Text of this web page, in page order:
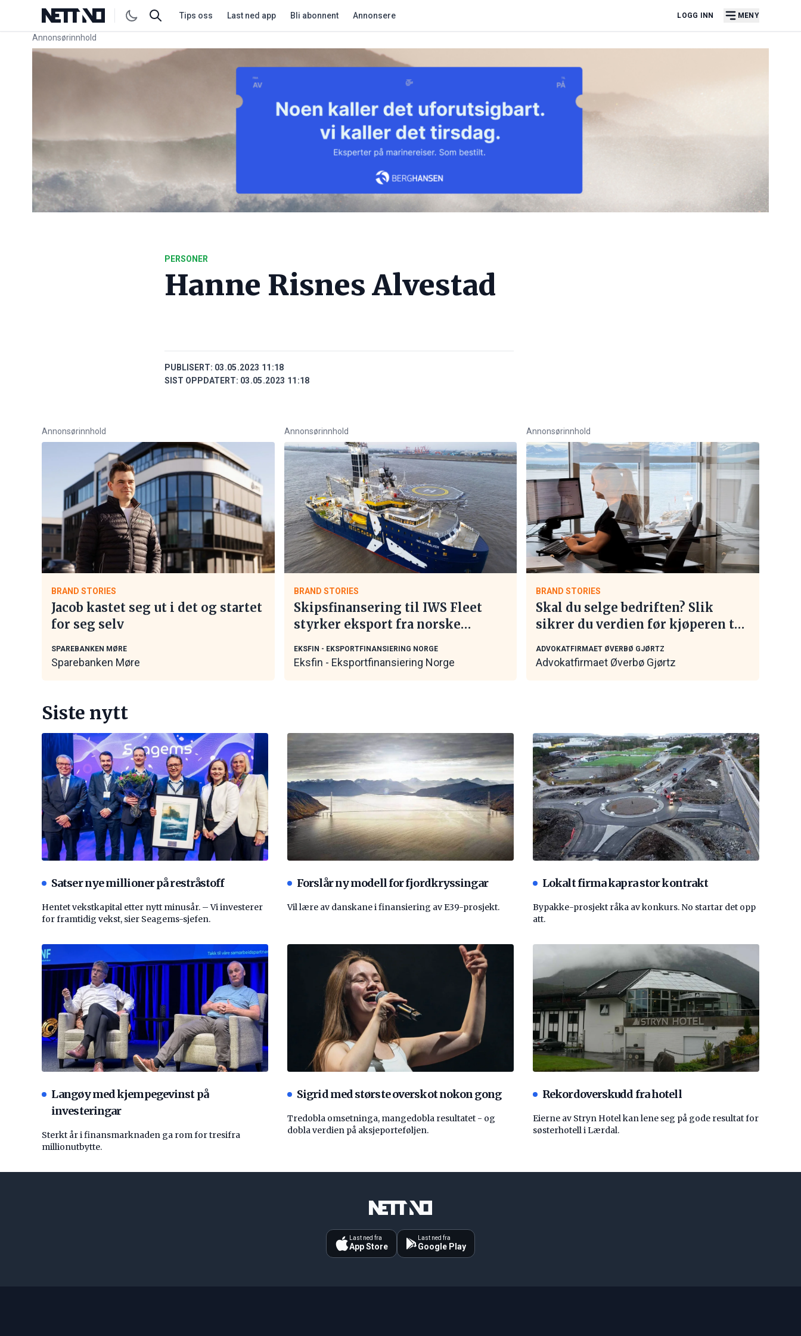
Tips oss Last ned app Bli abonnent Annonsere LOGG INN MENY
Annonsørinnhold
Link for annonse
PERSONER
Hanne Risnes Alvestad
PUBLISERT: 03.05.2023 11:18
SIST OPPDATERT: 03.05.2023 11:18
Annonsørinnhold
BRAND STORIES
Jacob kastet seg ut i det og startet
for seg selv
SPAREBANKEN MØRE
Sparebanken Møre
Annonsørinnhold
BRAND STORIES
Skipsfinansering til IWS Fleet
styrker eksport fra norske
EKSFIN - EKSPORTFINANSIERING NORGE
Eksfin - Eksportfinansiering Norge
Annonsørinnhold
BRAND STORIES
Skal du selge bedriften? Slik
sikrer du verdien før kjøperen tar
ADVOKATFIRMAET ØVERBØ GJØRTZ
Advokatfirmaet Øverbø Gjørtz
Siste nytt
Satser nye millioner på restråstoff
Hentet vekstkapital etter nytt minusår. – Vi investerer
for framtidig vekst, sier Seagems-sjefen.
Forslår ny modell for fjordkryssingar
Vil lære av danskane i finansiering av E39-prosjekt.
Lokalt firma kapra stor kontrakt
Bypakke-prosjekt råka av konkurs. No startar det opp
att.
Langøy med kjempegevinst på
investeringar
Sterkt år i finansmarknaden ga rom for tresifra
millionutbytte.
Sigrid med største overskot nokon gong
Tredobla omsetninga, mangedobla resultatet - og
dobla verdien på aksjeporteføljen.
Rekordoverskudd fra hotell
Eierne av Stryn Hotel kan lene seg på gode resultat for
søsterhotell i Lærdal.
Last ned fra
App Store
Last ned fra
Google Play